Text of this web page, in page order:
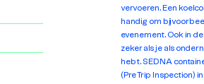
vervoeren. Een
handig om
evenement. Ook in
zeker als je als
hebt. SEDNA
(Pre Trip Inspection)